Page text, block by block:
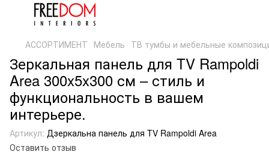
АССОРТИМЕНТ Мебель ТВ тумбы и мебельные
Зеркальная панель для TV Rampoldi
Area 300x5x300 см – стиль и
функциональность в вашем
интерьере.
Артикул: Дзеркальна панель для TV Rampoldi Area
Оставить отзыв